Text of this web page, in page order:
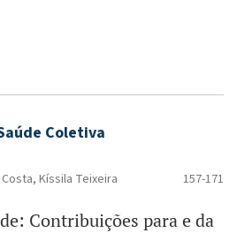
Coletiva
Kíssila Teixeira
157-171
Contribuições para e da